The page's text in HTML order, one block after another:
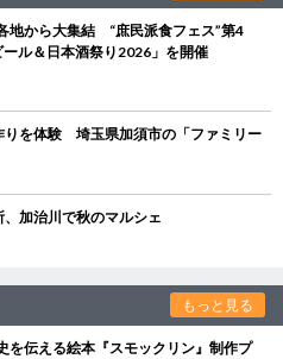
地から大集結 “庶民派食フェス”第4
ル＆日本酒祭り2026」を開催
りを体験 埼玉県加須市の「ファミリー
加治川で秋のマルシェ
もっと見る
を伝える絵本『スモックリン』制作プ